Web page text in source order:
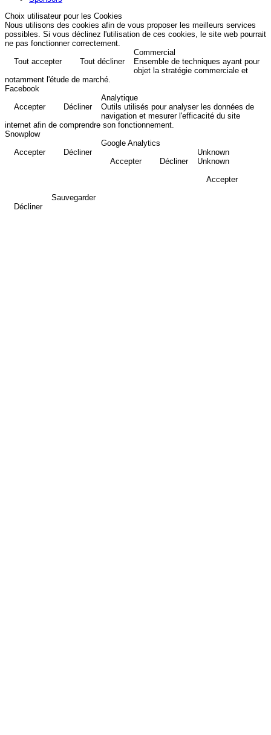
Choix utilisateur pour les Cookies
Nous utilisons des cookies afin de vous proposer les meilleurs services
possibles. Si vous déclinez l'utilisation de ces cookies, le site web pourrait
ne pas fonctionner correctement.
Tout accepter
Tout décliner
Commercial
Ensemble de techniques ayant pour
objet la stratégie commerciale et
notamment l'étude de marché.
Facebook
Accepter
Décliner
Analytique
Outils utilisés pour analyser les données de
navigation et mesurer l'efficacité du site
internet afin de comprendre son fonctionnement.
Snowplow
Accepter
Décliner
Google Analytics
Accepter
Décliner
Unknown
Unknown
Accepter
Décliner
Sauvegarder